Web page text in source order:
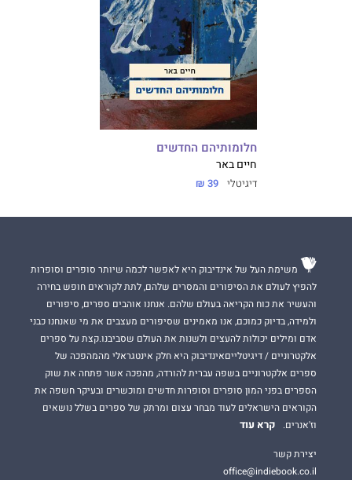
חלומותיהם החדשים
חיים באר
דיגיטלי 39 ₪
משימת העל של אינדיבוק היא לאפשר לכמה שיותר סופרים וסופרות
להפיץ לעולם את הסיפורים והמסרים שלהם, לתת לקוראים חופש בחירה
והעשיר את כוח הקריאה בעולם שלהם. אנחנו אוהבים ספרים, סיפורים
ולמידה, בדיוק כמוכם, אנו מאמינים שסיפורים מעצבים את מי שאנחנו כבני
אדם ומילים יכולות להעצים ולשנות את העולם שסביבנו.קצת על ספרים
אלקטרוניים / דיגיטלייםאינדיבוק היא חלק אינטגראלי מהמהפכה של
ספרים אלקטרוניים בשפה עברית להורדה, מהפכה אשר פתחה את שוק
הספרים בפני המון סופרים וסופרות חדשים ומוכשרים ובעיקר חשפה את
הקוראים הישראלים לעוד מבחר עצום ומרתק של ספרים בשלל נושאים
וז'אנרים.
קרא עוד
יצירת קשר
office@indiebook.co.il